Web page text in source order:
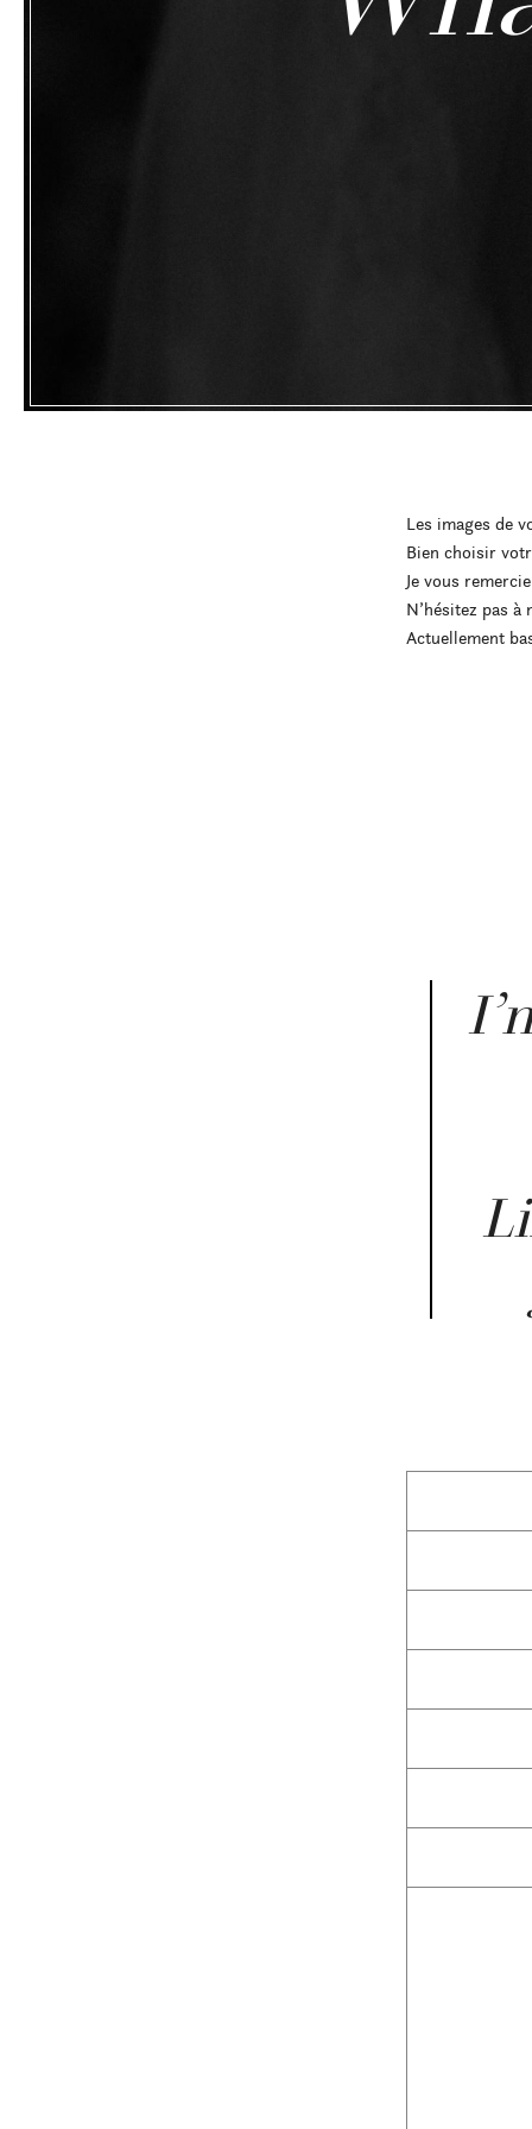
Les images de
Bien choisir
Je vous
N’hésitez pas
Actuellement